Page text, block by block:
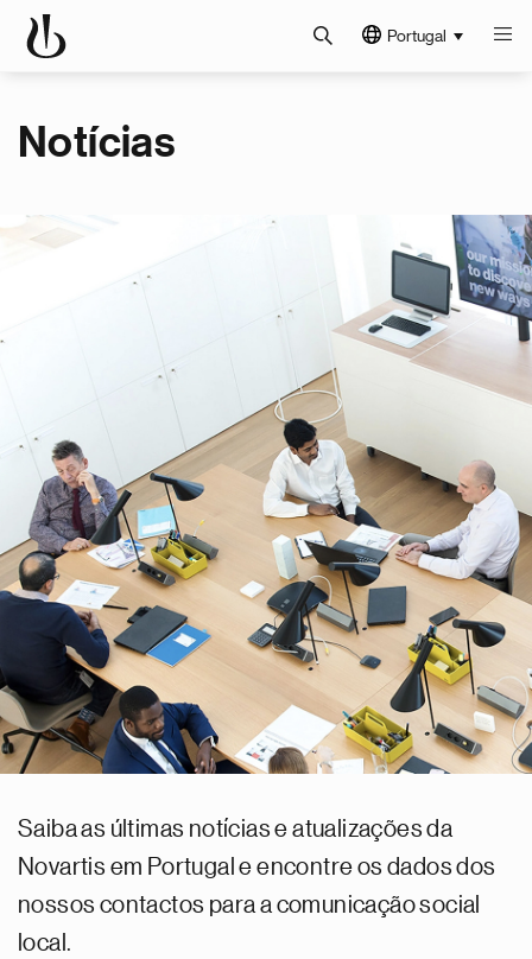
Portugal
Notícias
Saiba as últimas notícias e atualizações da
Novartis em Portugal e encontre os dados dos
nossos contactos para a comunicação social
local.